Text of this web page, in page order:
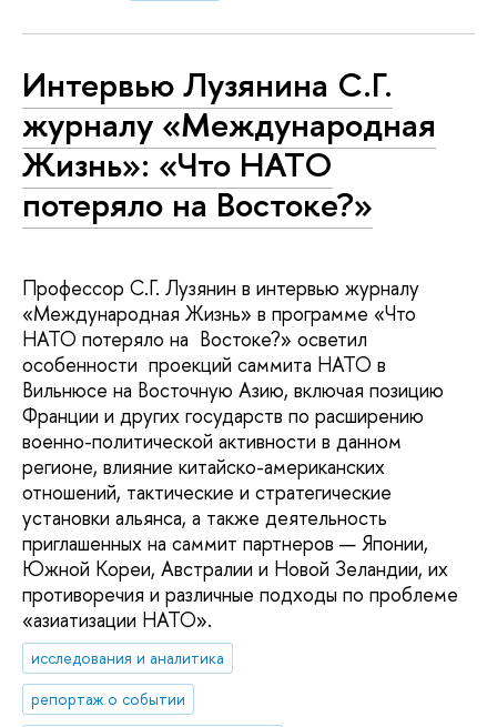
Интервью Лузянина С.Г.
журналу «Международная
Жизнь»: «Что НАТО
потеряло на Востоке?»
Профессор С.Г. Лузянин в интервью журналу
«Международная Жизнь» в программе «Что
НАТО потеряло на Востоке?» осветил
особенности проекций саммита НАТО в
Вильнюсе на Восточную Азию, включая позицию
Франции и других государств по расширению
военно-политической активности в данном
регионе, влияние китайско-американских
отношений, тактические и стратегические
установки альянса, а также деятельность
приглашенных на саммит партнеров — Японии,
Южной Кореи, Австралии и Новой Зеландии, их
противоречия и различные подходы по проблеме
«азиатизации НАТО».
исследования и аналитика
репортаж о событии